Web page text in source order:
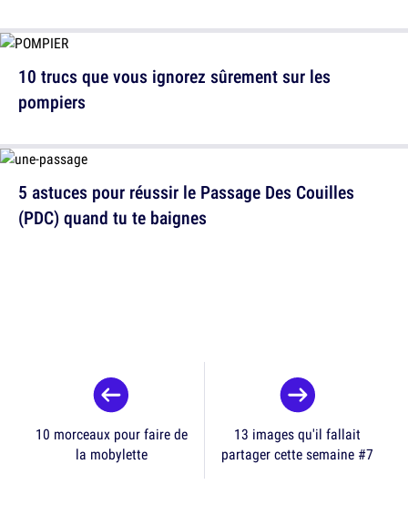
10 trucs que vous ignorez sûrement sur les
pompiers
5 astuces pour réussir le Passage Des Couilles
(PDC) quand tu te baignes
10 morceaux pour faire de
la mobylette
13 images qu'il fallait
partager cette semaine #7